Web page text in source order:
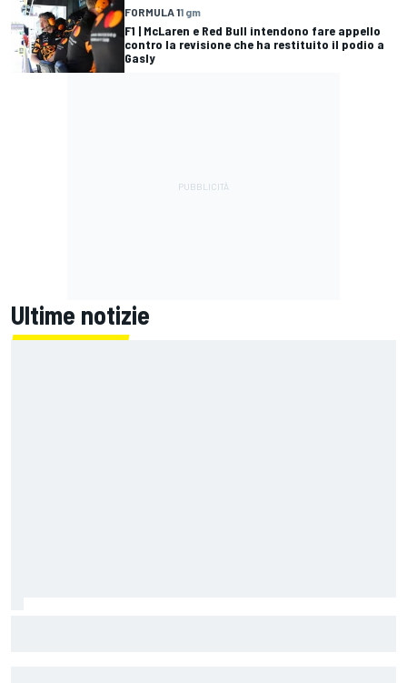
FORMULA 11 gm
F1 | McLaren e Red Bull intendono fare appello
contro la revisione che ha restituito il podio a
Gasly
Ultime notizie